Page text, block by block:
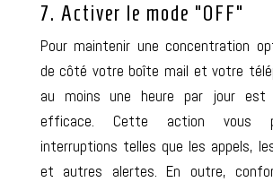
7. Activer le mode “OFF”
Pour maintenir une concentration
de côté votre boîte mail et votre
au moins une heure par jour est
efficace. Cette action vous
interruptions telles que les appels,
et autres alertes. En outre,